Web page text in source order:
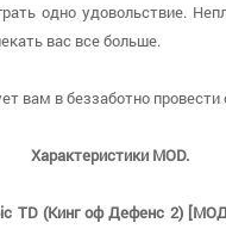
одно удовольствие.
вас все больше.
в беззаботно провести
Характеристики MOD.
TD (Кинг оф Дефенс 2)